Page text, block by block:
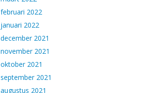
februari 2022
januari 2022
december 2021
november 2021
oktober 2021
september 2021
augustus 2021